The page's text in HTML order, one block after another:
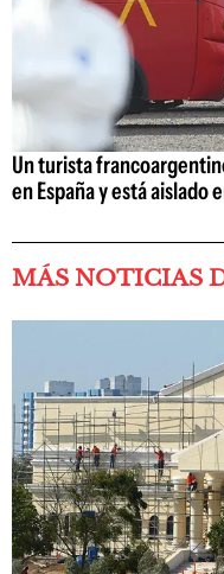
Un turista
en España y está aislado
MÁS NOTICIAS